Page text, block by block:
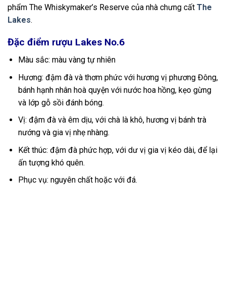
phẩm The Whiskymaker’s Reserve của nhà chưng cất The
Lakes.
Đặc điểm rượu Lakes No.6
Màu sắc: màu vàng tự nhiên
Hương: đậm đà và thơm phức với hương vị phương Đông,
bánh hạnh nhân hoà quyện với nước hoa hồng, kẹo gừng
và lớp gỗ sồi đánh bóng.
Vị: đậm đà và êm dịu, với chà là khô, hương vị bánh trà
nướng và gia vị nhẹ nhàng.
Kết thúc: đậm đà phức hợp, với dư vị gia vị kéo dài, để lại
ấn tượng khó quên.
Phục vụ: nguyên chất hoặc với đá.